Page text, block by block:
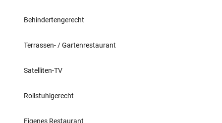
Behindertengerecht
Terrassen- / Gartenrestaurant
Satelliten-TV
Rollstuhlgerecht
Eigenes Restaurant